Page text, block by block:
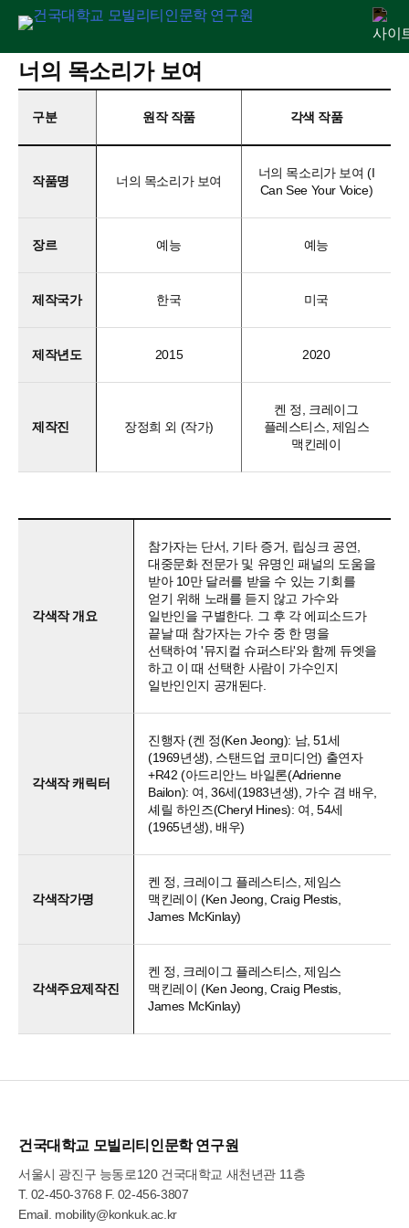
Skip
content
연구원 소개인문교양센터
아젠다 출판
너의 목소리가 보여
구분 원작 작품 각색 작품
작품명 너의 목소리가 보여
너의 목소리가 보여 (I
Can See Your Voice)
장르 예능 예능
제작국가 한국 미국
제작년도 2015 2020
제작진 장정희 외 (작가)
켄 정, 크레이그
플레스티스, 제임스
맥킨레이
각색작 개요
참가자는 단서, 기타 증거, 립싱크 공연,
대중문화 전문가 및 유명인 패널의 도움을
받아 10만 달러를 받을 수 있는 기회를
얻기 위해 노래를 듣지 않고 가수와
일반인을 구별한다. 그 후 각 에피소드가
끝날 때 참가자는 가수 중 한 명을
선택하여 '뮤지컬 슈퍼스타'와 함께 듀엣을
하고 이 때 선택한 사람이 가수인지
일반인인지 공개된다.
각색작 캐릭터
진행자 (켄 정(Ken Jeong): 남, 51세
(1969년생), 스탠드업 코미디언) 출연자
+R42 (아드리안느 바일론(Adrienne
Bailon): 여, 36세(1983년생), 가수 겸 배우,
셰릴 하인즈(Cheryl Hines): 여, 54세
(1965년생), 배우)
각색작가명
켄 정, 크레이그 플레스티스, 제임스
맥킨레이 (Ken Jeong, Craig Plestis,
James McKinlay)
각색주요제작진
켄 정, 크레이그 플레스티스, 제임스
맥킨레이 (Ken Jeong, Craig Plestis,
James McKinlay)
건국대학교 모빌리티인문학 연구원
서울시 광진구 능동로120 건국대학교 새천년관 11층
T. 02-450-3768 F. 02-456-3807
Email. mobility@konkuk.ac.kr